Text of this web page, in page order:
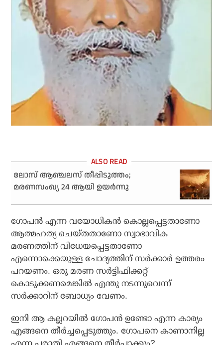
ലോസ് ആഞ്ചലസ് തീപ്പിടുത്തം;
മരണസംഖ്യ 24 ആയി ഉയര്‍ന്നു
ഗോപന്‍ എന്ന വയോധികന്‍ കൊല്ലപ്പെട്ടതാണോ
ആത്മഹത്യ ചെയ്തതാണോ സ്വാഭാവിക
മരണത്തിന് വിധേയപ്പെട്ടതാണോ
എന്നൊക്കെയുള്ള ചോദ്യത്തിന് സര്‍ക്കാര്‍ ഉത്തരം
പറയണം. ഒരു മരണ സര്‍ട്ടിഫിക്കറ്റ്
കൊടുക്കണമെങ്കില്‍ എന്തു നടന്നുവെന്ന്
സര്‍ക്കാറിന് ബോധ്യം വേണം.
ഇനി ആ കല്ലറയില്‍ ഗോപന്‍ ഉണ്ടോ എന്ന കാര്യം
എങ്ങനെ തീര്‍ച്ചപ്പെടുത്തും. ഗോപനെ കാണാനില്ല